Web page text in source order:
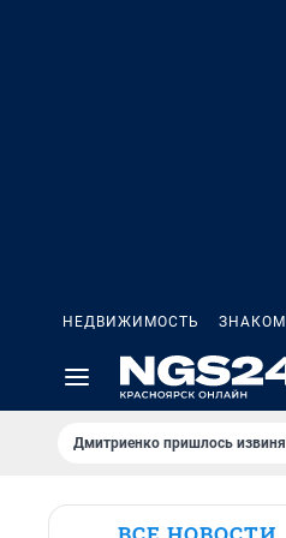
НЕДВИЖИМОСТЬ
Дмитриенко пришлось